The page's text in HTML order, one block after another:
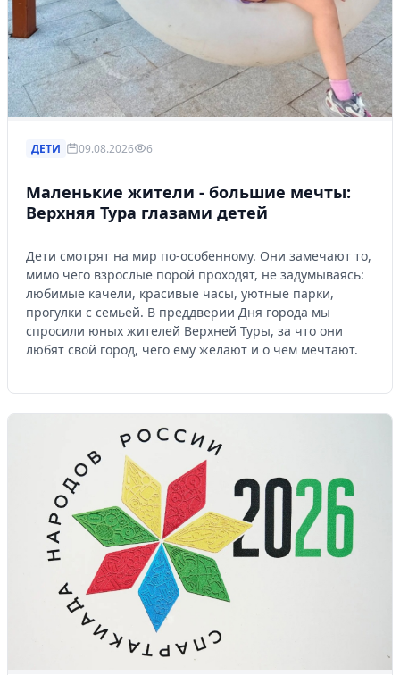
ДЕТИ 09.08.2026 6
Маленькие жители - большие мечты:
Верхняя Тура глазами детей
Дети смотрят на мир по-особенному. Они замечают то,
мимо чего взрослые порой проходят, не задумываясь:
любимые качели, красивые часы, уютные парки,
прогулки с семьей. В преддверии Дня города мы
спросили юных жителей Верхней Туры, за что они
любят свой город, чего ему желают и о чем мечтают.